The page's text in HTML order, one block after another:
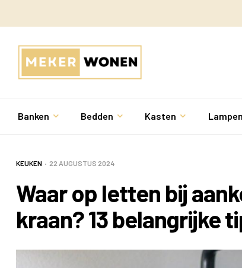
Banken Bedden Kasten Lampen
KEUKEN 22 AUGUSTUS 2024
Waar op letten bij
kraan? 13 belangrijke